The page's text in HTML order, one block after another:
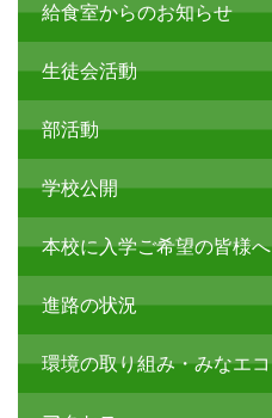
給食室からのお知らせ
生徒会活動
部活動
学校公開
本校に入学ご希望の皆様へ
進路の状況
環境の取り組み・みなエコ